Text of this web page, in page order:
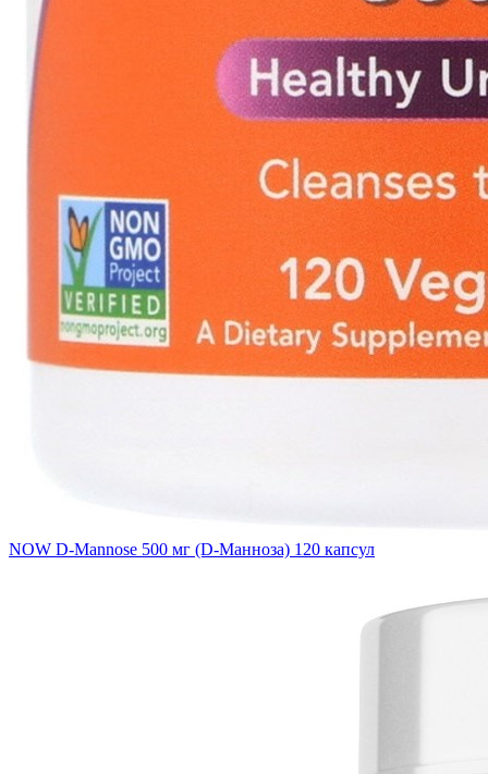
NOW D-Mannose 500 мг (D-Манноза) 120 капсул